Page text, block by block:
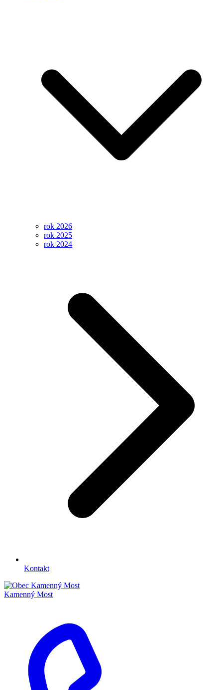
rok 2026
rok 2025
rok 2024
Kontakt
Kamenný Most